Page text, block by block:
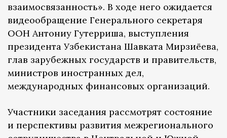
взаимосвязанность». В ходе него ожидается
видеообращение Генерального секретаря
ООН Антониу Гутерриша, выступления
президента Узбекистана Шавката Мирзиёева,
глав зарубежных государств и правительств,
министров иностранных дел,
международных финансовых организаций.
Участники заседания рассмотрят состояние
и перспективы развития межрегионального